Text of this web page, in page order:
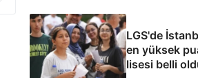
LGS'de
en yüksek
lisesi belli